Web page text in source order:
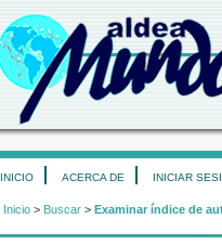
INICIO ACERCA DE INICIAR
Inicio > Buscar > Examinar índice de